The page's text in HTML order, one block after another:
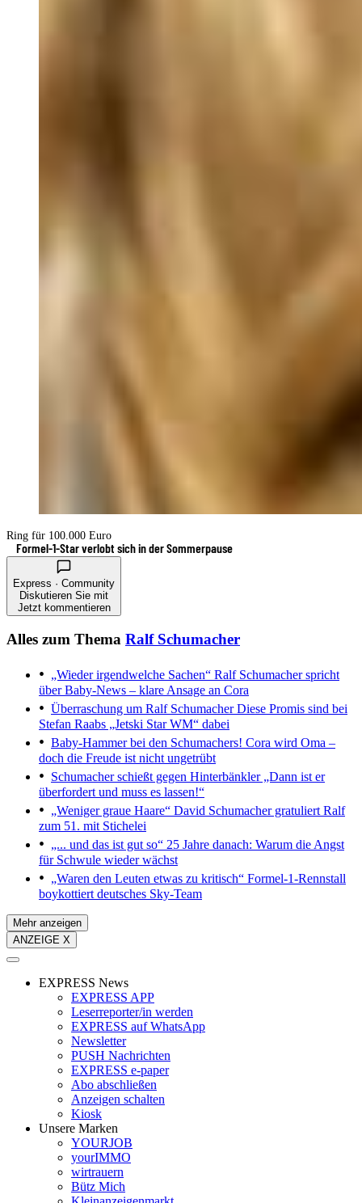
Ring für 100.000 Euro
Formel-1-Star verlobt sich in der Sommerpause
Express · Community
Diskutieren Sie mit
Jetzt kommentieren
Alles zum Thema Ralf Schumacher
„Wieder irgendwelche Sachen“ Ralf Schumacher spricht
über Baby-News – klare Ansage an Cora
Überraschung um Ralf SchumacherDiese Promis sind bei
Stefan Raabs „Jetski Star WM“ dabei
Baby-Hammer bei den Schumachers! Cora wird Oma –
doch die Freude ist nicht ungetrübt
Schumacher schießt gegen Hinterbänkler„Dann ist er
überfordert und muss es lassen!“
„Weniger graue Haare“ David Schumacher gratuliert Ralf
zum 51. mit Stichelei
„... und das ist gut so“ 25 Jahre danach: Warum die Angst
für Schwule wieder wächst
„Waren den Leuten etwas zu kritisch“ Formel-1-Rennstall
boykottiert deutsches Sky-Team
Mehr anzeigen
ANZEIGE X
EXPRESS News
EXPRESS APP
Leserreporter/in werden
EXPRESS auf WhatsApp
Newsletter
PUSH Nachrichten
EXPRESS e-paper
Abo abschließen
Anzeigen schalten
Kiosk
Unsere Marken
YOURJOB
yourIMMO
wirtrauern
Bütz Mich